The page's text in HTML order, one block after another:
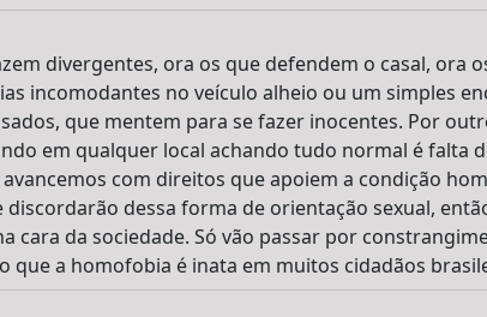
divergentes, ora os que defendem o casal, ora
incomodantes no veículo alheio ou um simples
que mentem para se fazer inocentes. Por
em qualquer local achando tudo normal é falta
com direitos que apoiem a condição
discordarão dessa forma de orientação sexual,
cara da sociedade. Só vão passar por
que a homofobia é inata em muitos cidadãos